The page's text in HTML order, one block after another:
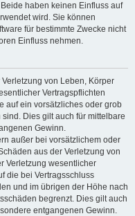
haben keinen Einfluss auf
wird. Sie können
für bestimmte Zwecke nicht
Einfluss nehmen.
von Leben, Körper
Vertragspflichten
auf ein vorsätzliches oder grob
Dies gilt auch für mittelbare
Gewinn.
außer bei vorsätzlichem oder
aus der Verletzung von
Verletzung wesentlicher
die bei Vertragsschluss
und im übrigen der Höhe nach
begrenzt. Dies gilt auch
entgangenen Gewinn.